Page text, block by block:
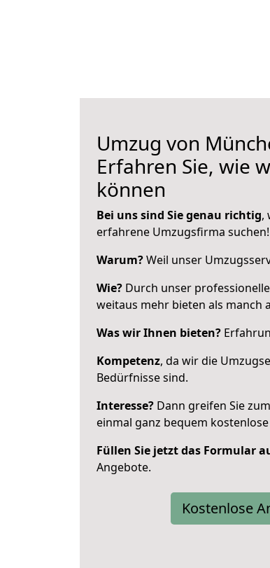
Umzug von
Erfahren Sie, wie
können
Bei uns sind Sie genau richtig,
erfahrene Umzugsfirma suchen!
Warum?Weil unser
Wie? Durch unser
weitaus mehr bieten als manch
Was wir Ihnen bieten?
Kompetenz, da wir die
Bedürfnisse sind.
Interesse? Dann greifen Sie
einmal ganz bequem
Füllen Sie jetzt das Formular
Angebote.
Kostenlose